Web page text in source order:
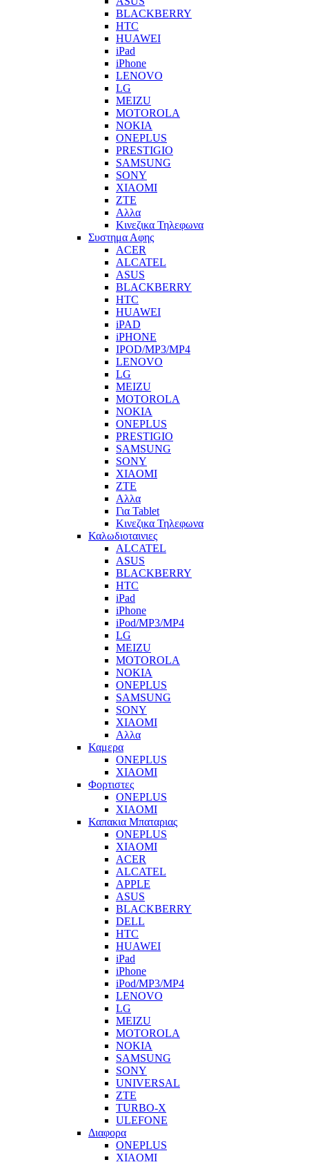
BLACKBERRY
HTC
HUAWEI
iPad
iPhone
LENOVO
LG
MEIZU
MOTOROLA
NOKIA
ONEPLUS
PRESTIGIO
SAMSUNG
SONY
XIAOMI
ZTE
Αλλα
Κινεζικα Τηλεφωνα
Συστημα Αφης
ACER
ALCATEL
ASUS
BLACKBERRY
HTC
HUAWEI
iPAD
iPHONE
IPOD/MP3/MP4
LENOVO
LG
MEIZU
MOTOROLA
NOKIA
ONEPLUS
PRESTIGIO
SAMSUNG
SONY
XIAOMI
ZTE
Αλλα
Για Tablet
Κινεζικα Τηλεφωνα
Καλωδιοταινιες
ALCATEL
ASUS
BLACKBERRY
HTC
iPad
iPhone
iPod/MP3/MP4
LG
MEIZU
MOTOROLA
NOKIA
ONEPLUS
SAMSUNG
SONY
XIAOMI
Αλλα
Καμερα
ONEPLUS
XIAOMI
Φορτιστες
ONEPLUS
XIAOMI
Καπακια Μπαταριας
ONEPLUS
XIAOMI
ACER
ALCATEL
APPLE
ASUS
BLACKBERRY
DELL
HTC
HUAWEI
iPad
iPhone
iPod/MP3/MP4
LENOVO
LG
MEIZU
MOTOROLA
NOKIA
SAMSUNG
SONY
UNIVERSAL
ZTE
TURBO-X
ULEFONE
Διαφορα
ONEPLUS
XIAOMI